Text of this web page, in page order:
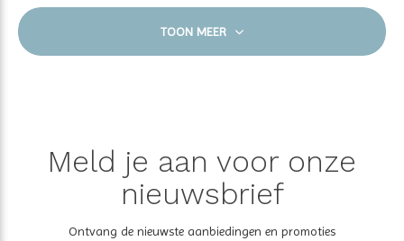
TOON MEER
Meld je aan voor onze
nieuwsbrief
Ontvang de nieuwste aanbiedingen en promoties